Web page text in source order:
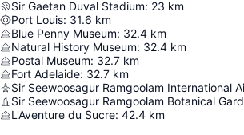
Sir Gaetan Duval Stadium: 23 km
Port Louis: 31.6 km
Blue Penny Museum: 32.4 km
Natural History Museum: 32.4 km
Postal Museum: 32.7 km
Fort Adelaide: 32.7 km
Sir Seewoosagur Ramgoolam International
Sir Seewoosagur Ramgoolam Botanical
L'Aventure du Sucre: 42.4 km